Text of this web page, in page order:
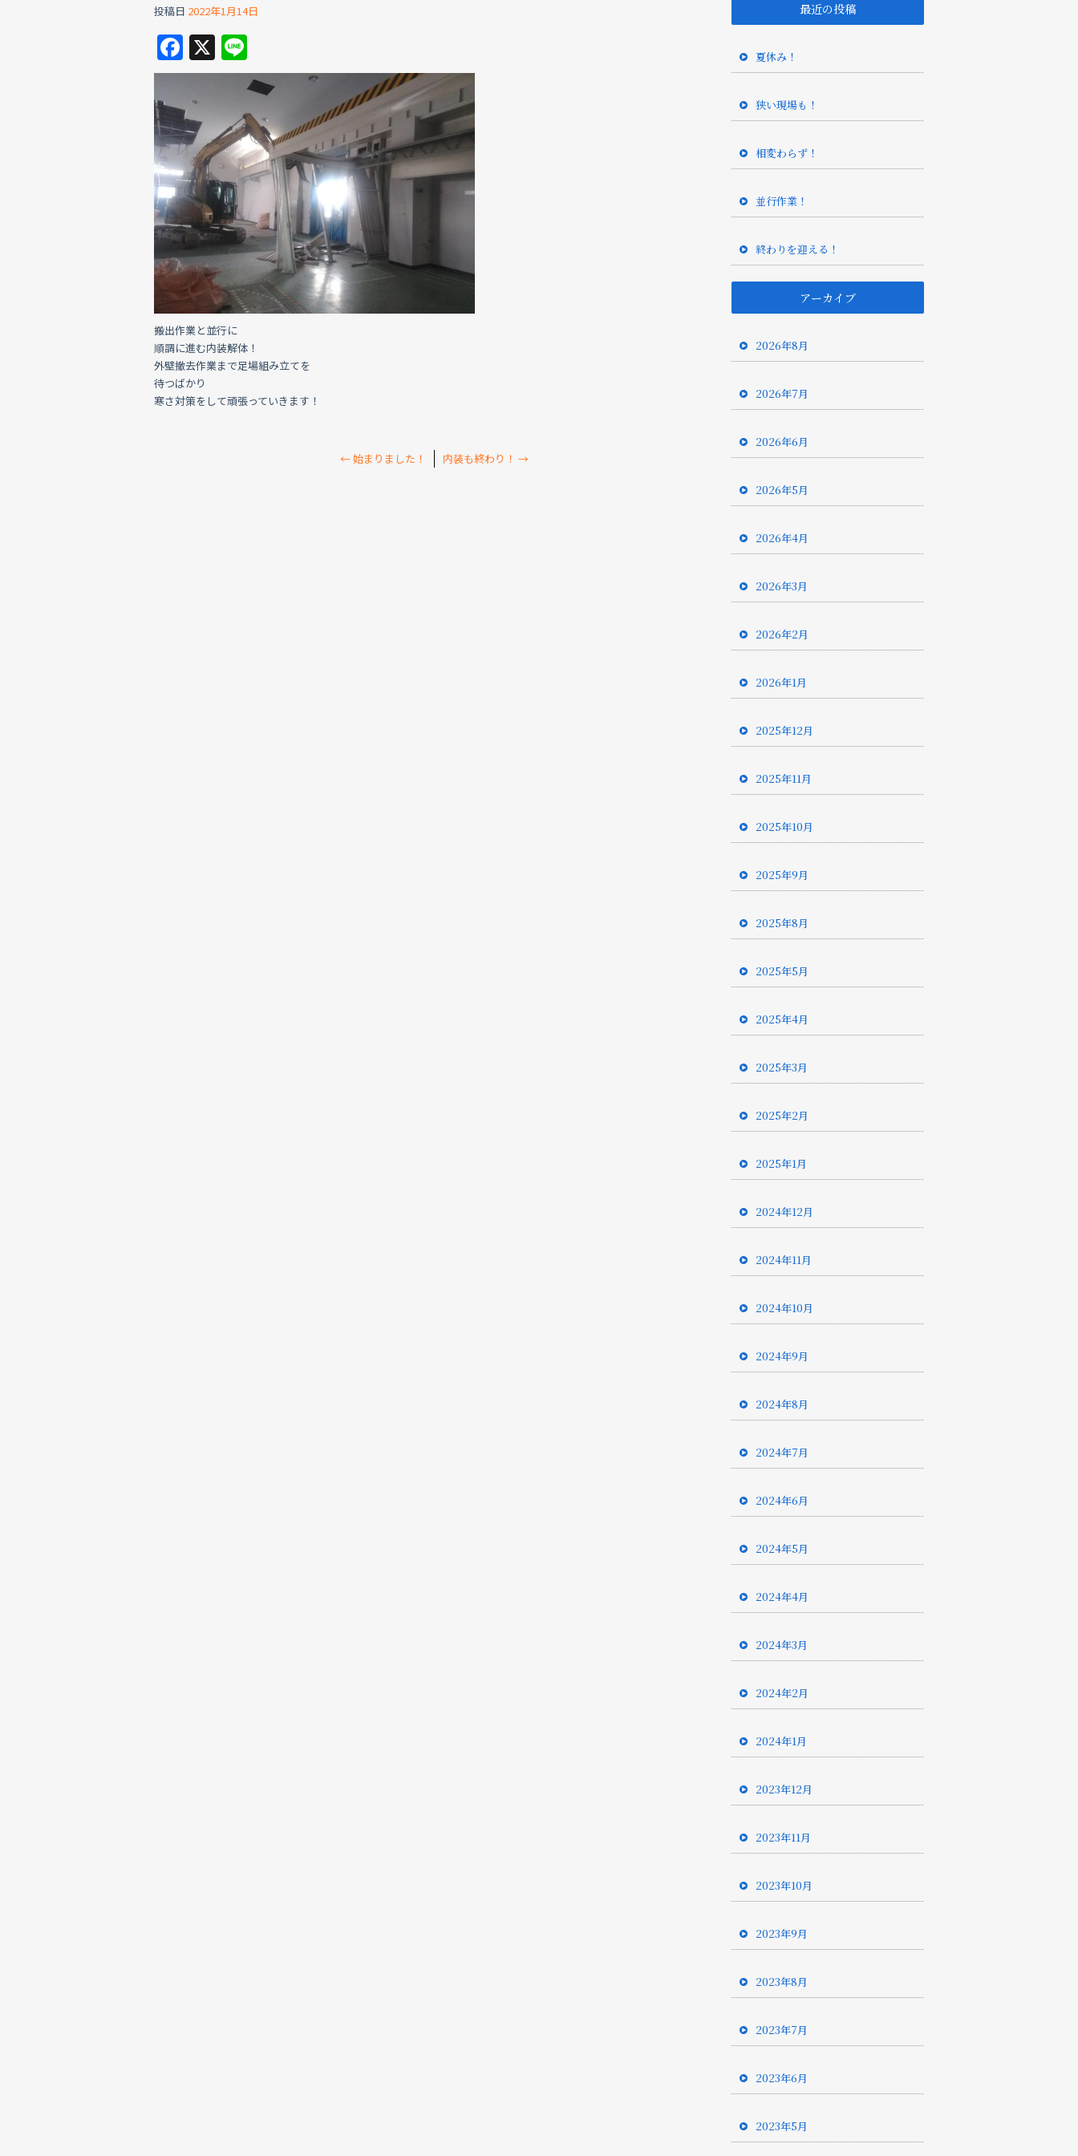
投稿日 2022年1月14日
F
a
c
e
b
o
o
k
X
n
e
搬出作業と並行に
順調に進む内装解体！
外壁撤去作業まで足場組み立てを
待つばかり
寒さ対策をして頑張っていきます！
←始まりました！ 内装も終わり！ →
最近の投稿
夏休み！
狭い現場も！
相変わらず！
並行作業！
終わりを迎える！
アーカイブ
2026年8月
2026年7月
2026年6月
2026年5月
2026年4月
2026年3月
2026年2月
2026年1月
2025年12月
2025年11月
2025年10月
2025年9月
2025年8月
2025年5月
2025年4月
2025年3月
2025年2月
2025年1月
2024年12月
2024年11月
2024年10月
2024年9月
2024年8月
2024年7月
2024年6月
2024年5月
2024年4月
2024年3月
2024年2月
2024年1月
2023年12月
2023年11月
2023年10月
2023年9月
2023年8月
2023年7月
2023年6月
2023年5月